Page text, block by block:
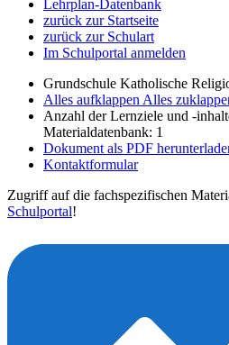
Lehrplan-Datenbank
zurück zur Startseite
zurück zur Schulart
Im Schulportal anmelden
Grundschule Katholische
Alles aufklappen Alles
Anzahl der Lernziele und -
Materialdatenbank: 1
Dokument als PDF
Kontaktformular
Zugriff auf die fachspezifischen
Schulportal!